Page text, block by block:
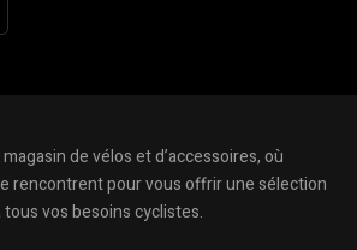
de vélos et d’accessoires, où
rencontrent pour vous offrir une sélection
vos besoins cyclistes.